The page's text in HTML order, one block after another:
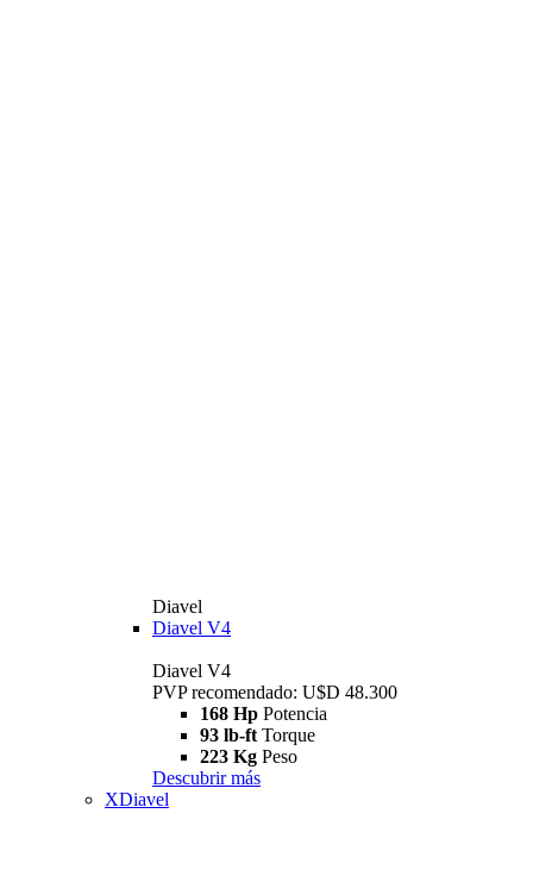
Diavel
Diavel V4
Diavel V4
PVP recomendado: U$D 48.300
168 Hp Potencia
93 lb-ft Torque
223 Kg Peso
Descubrir más
XDiavel